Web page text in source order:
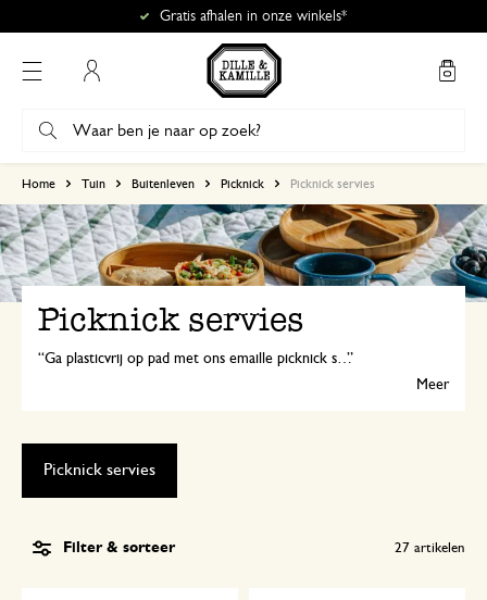
Gratis afhalen in onze winkels*
Home Tuin Buitenleven Picknick Picknick servies
Picknick servies
Ga plasticvrij op pad met ons emaille picknick servies - bakjes, bekers en borden. Lekker licht van gewicht én duurzaam materiaal. Perfect voor je picknick of kampeertripje.
Meer
Picknick servies
Filter & sorteer 27 artikelen